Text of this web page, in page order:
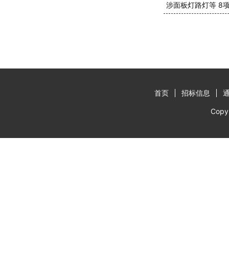
涉面板灯路灯等 8
首页 招标信息